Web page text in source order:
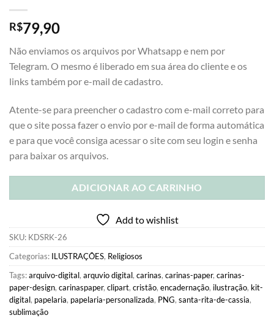
R$79,90
Não enviamos os arquivos por Whatsapp e nem por
Telegram. O mesmo é liberado em sua área do cliente e os
links também por e-mail de cadastro.
Atente-se para preencher o cadastro com e-mail correto para
que o site possa fazer o envio por e-mail de forma automática
e para que você consiga acessar o site com seu login e senha
para baixar os arquivos.
ADICIONAR AO CARRINHO
Add to wishlist
SKU: KDSRK-26
Categorias: ILUSTRAÇÕES, Religiosos
Tags:arquivo-digital, arquvio digital, carinas, carinas-paper, carinas-
paper-design, carinaspaper, clipart, cristão, encadernação, ilustração, kit-
digital, papelaria, papelaria-personalizada, PNG, santa-rita-de-cassia,
sublimação